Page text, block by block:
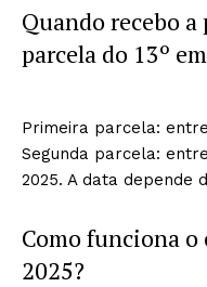
Quando recebo
parcela do 13º
Primeira parcela:
Segunda parcela:
2025. A data depende
Como funciona o
2025?